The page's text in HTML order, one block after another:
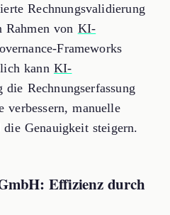
Rechnungsvalidierung
von KI-
Frameworks
kann KI-
die Rechnungserfassung
verbessern, manuelle
Genauigkeit steigern.
Effizienz durch